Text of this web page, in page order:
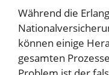
Während die
können einige
gesamten